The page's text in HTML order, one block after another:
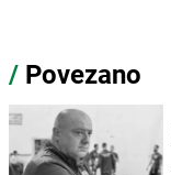
/ Povezano